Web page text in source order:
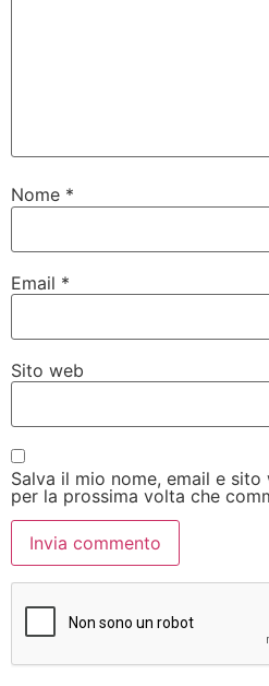
Nome *
Email *
Sito web
Salva il mio nome, email e
per la prossima volta che